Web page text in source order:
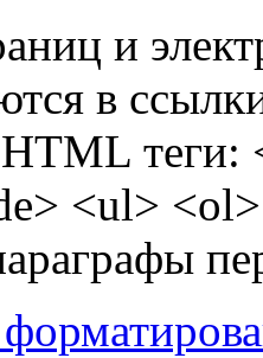
и
в
теги:
<ul>